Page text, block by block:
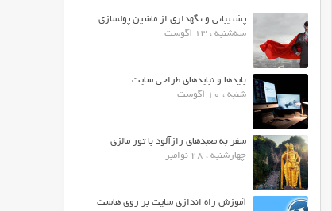
پشتیبانی و نگهداری از ماشین پولسازی
سه‌شنبه ، 13 آگوست
بایدها و نبایدهای طراحی سایت
شنبه ، 10 آگوست
سفر به معبدهای رازآلود با تور مالزی
چهارشنبه ، 28 نوامبر
آموزش راه اندازی سایت بر روی هاست